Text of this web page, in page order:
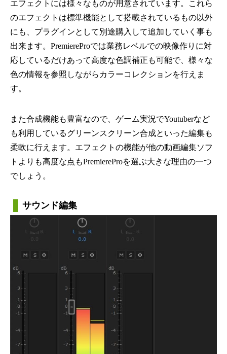
エフェクトには様々なものが用意されています。これら
のエフェクトは標準機能として搭載されているもの以外
にも、プラグインとして別途購入して追加していく事も
出来ます。PremiereProでは業務レベルでの映像作りに対
応しているだけあって高度な色調補正も可能で、様々な
色の情報を参照しながらカラーコレクションを行えま
す。
また合成機能も豊富なので、ゲーム実況でYoutuberなど
も利用しているグリーンスクリーン合成といった編集も
柔軟に行えます。エフェクトの機能が他の動画編集ソフ
トよりも高度な点もPremiereProを選ぶ大きな理由の一つ
でしょう。
サウンド編集